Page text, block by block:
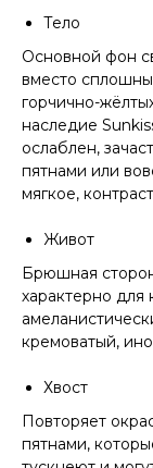
Тело
Основной фон
вместо
горчично-
наследие
ослаблен,
пятнами или
мягкое,
Живот
Брюшная
характерно
кремоватый,
Хвост
Повторяет
пятнами,